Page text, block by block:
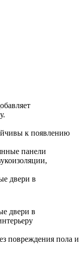
к появлению
панели
двери в
двери в
повреждения пола и